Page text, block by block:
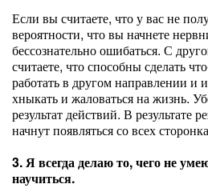
Если вы считаете, что у вас не
вероятности, что вы начнете
бессознательно ошибаться. С
считаете, что способны сделать
работать в другом направлении и
хныкать и жаловаться на жизнь.
результат действий. В результате
начнут появляться со всех
3. Я всегда делаю то, чего не
научиться.